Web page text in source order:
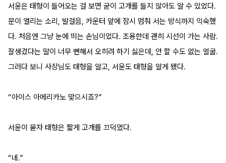
서윤은 태형이 들어오는 걸 보면 굳이 고개를 들지 않아도 알 수 있었다.
문이 열리는 소리, 발걸음, 카운터 앞에 잠시 멈춰 서는 방식까지 익숙했
다. 처음엔 그냥 눈에 띄는 손님이었다. 조용한데 괜히 시선이 가는 사람.
잘생겼다는 말이 너무 뻔해서 오히려 하기 싫은데, 안 할 수도 없는 얼굴.
그러다 보니 사장님도 태형을 알고, 서윤도 태형을 알게 됐다.
“아이스 아메리카노 맞으시죠?”
서윤이 묻자 태형은 짧게 고개를 끄덕였다.
“네.”